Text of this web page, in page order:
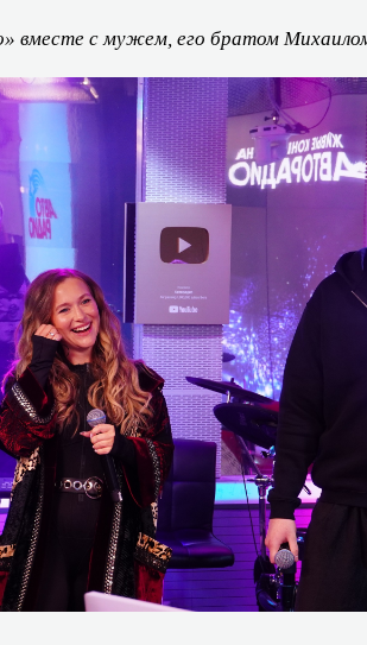
вместе с мужем, его братом